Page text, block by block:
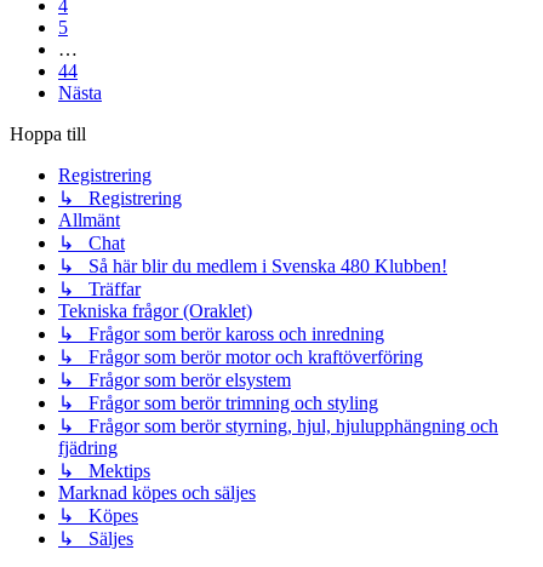
4
5
…
44
Nästa
Hoppa till
Registrering
↳ Registrering
Allmänt
↳ Chat
↳ Så här blir du medlem i Svenska 480 Klubben!
↳ Träffar
Tekniska frågor (Oraklet)
↳ Frågor som berör kaross och inredning
↳ Frågor som berör motor och kraftöverföring
↳ Frågor som berör elsystem
↳ Frågor som berör trimning och styling
↳ Frågor som berör styrning, hjul, hjulupphängning och
fjädring
↳ Mektips
Marknad köpes och säljes
↳ Köpes
↳ Säljes